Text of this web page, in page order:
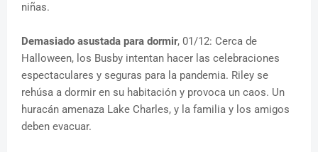
niñas.
Demasiado asustada para dormir, 01/12: Cerca de
Halloween, los Busby intentan hacer las celebraciones
espectaculares y seguras para la pandemia. Riley se
rehúsa a dormir en su habitación y provoca un caos. Un
huracán amenaza Lake Charles, y la familia y los amigos
deben evacuar.